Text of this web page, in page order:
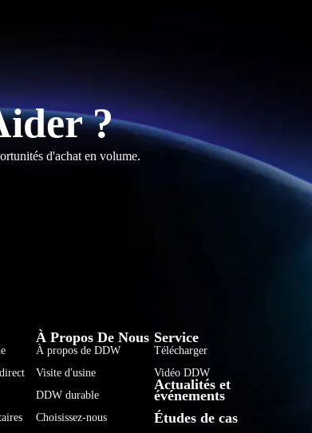
?
d'achat en volume.
À Propos De Nous
À propos de DDW
Visite d'usine
DDW durable
Choisissez-nous
Service
Télécharger
Vidéo DDW
Actualités et
événements
Études de cas
Tiếng Việt
한국어
हिन्दी